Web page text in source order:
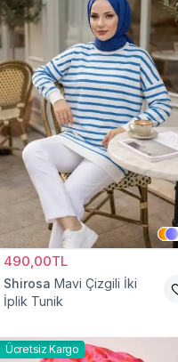
490,00TL
Shirosa Mavi Çizgili İki
İplik Tunik
Ücretsiz Kargo